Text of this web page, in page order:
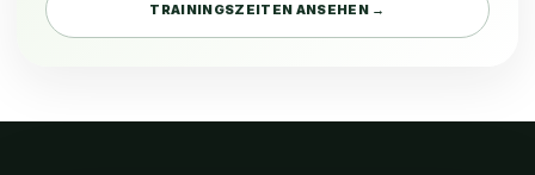
TRAININGSZEITEN ANSEHEN →